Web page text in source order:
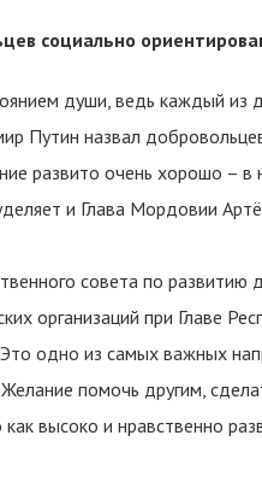
социально
души, ведь каждый из
Путин назвал
развито очень хорошо – в
и Глава Мордовии
совета по развитию
организаций при Главе
одно из самых важных
помочь другим,
высоко и нравственно